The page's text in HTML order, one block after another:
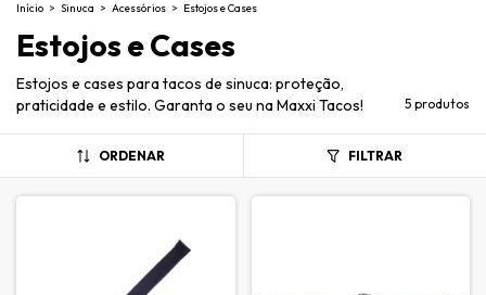
Início > Sinuca > Acessórios > Estojos e Cases
Estojos e Cases
Estojos e cases para tacos de sinuca: proteção,
praticidade e estilo. Garanta o seu na Maxxi Tacos!
5 produtos
ORDENAR FILTRAR